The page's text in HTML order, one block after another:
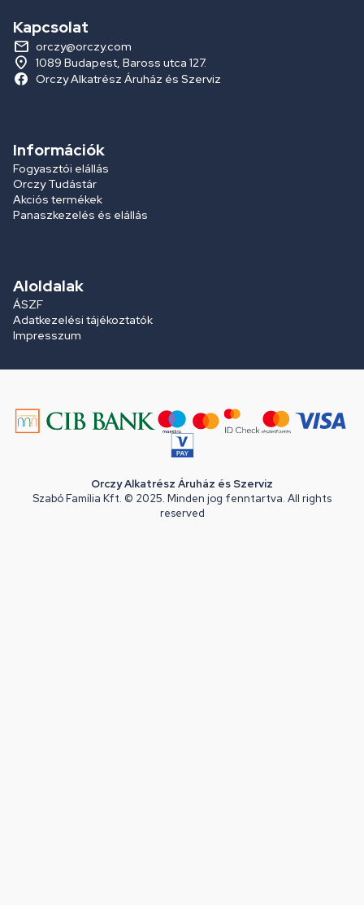
Kapcsolat
orczy@orczy.com
1089 Budapest, Baross utca 127.
Orczy Alkatrész Áruház és Szerviz
Információk
Fogyasztói elállás
Orczy Tudástár
Akciós termékek
Panaszkezelés és elállás
Aloldalak
ÁSZF
Adatkezelési tájékoztatók
Impresszum
Orczy Alkatrész Áruház és Szerviz
Szabó Família Kft. © 2025. Minden jog fenntartva. All rights
reserved